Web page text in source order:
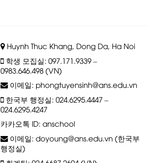
Huynh Thuc Khang, Dong Da, Ha Noi
학생 모집실: 097.171.9339 –
0983.646.498 (VN)
이메일: phongtuyensinh@ans.edu.vn
한국부 행정실: 024.6295.4447 –
024.6295.4247
카카오톡 ID: anschool
이메일: doyoung@ans.edu.vn (한국부
행정실)